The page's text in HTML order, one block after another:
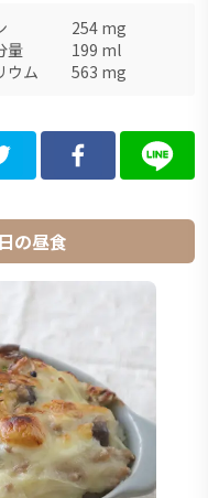
254 mg
量 199 ml
ウム 563 mg
の昼食